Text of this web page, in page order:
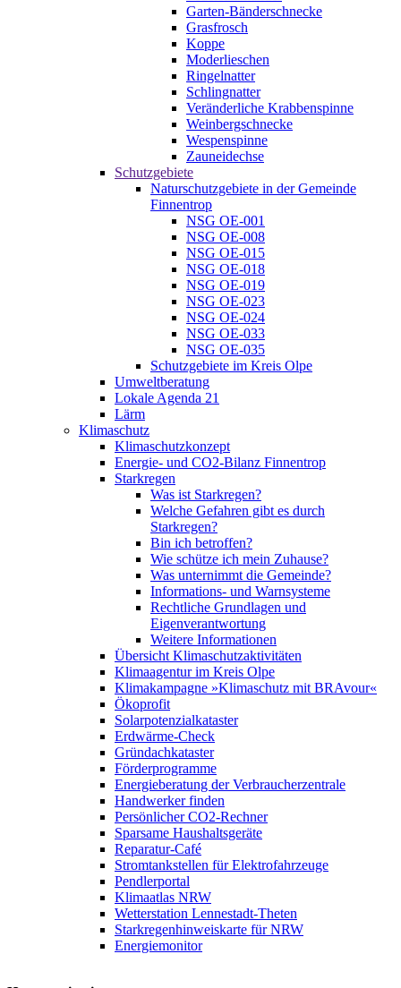
Garten-Bänderschnecke
Grasfrosch
Koppe
Moderlieschen
Ringelnatter
Schlingnatter
Veränderliche Krabbenspinne
Weinbergschnecke
Wespenspinne
Zauneidechse
Schutzgebiete
Naturschutzgebiete in der Gemeinde
Finnentrop
NSG OE-001
NSG OE-008
NSG OE-015
NSG OE-018
NSG OE-019
NSG OE-023
NSG OE-024
NSG OE-033
NSG OE-035
Schutzgebiete im Kreis Olpe
Umweltberatung
Lokale Agenda 21
Lärm
Klimaschutz
Klimaschutzkonzept
Energie- und CO2-Bilanz Finnentrop
Starkregen
Was ist Starkregen?
Welche Gefahren gibt es durch
Starkregen?
Bin ich betroffen?
Wie schütze ich mein Zuhause?
Was unternimmt die Gemeinde?
Informations- und Warnsysteme
Rechtliche Grundlagen und
Eigenverantwortung
Weitere Informationen
Übersicht Klimaschutzaktivitäten
Klimaagentur im Kreis Olpe
Klimakampagne »Klimaschutz mit BRAvour«
Ökoprofit
Solarpotenzialkataster
Erdwärme-Check
Gründachkataster
Förderprogramme
Energieberatung der Verbraucherzentrale
Handwerker finden
Persönlicher CO2-Rechner
Sparsame Haushaltsgeräte
Reparatur-Café
Stromtankstellen für Elektrofahrzeuge
Pendlerportal
Klimaatlas NRW
Wetterstation Lennestadt-Theten
Starkregenhinweiskarte für NRW
Energiemonitor